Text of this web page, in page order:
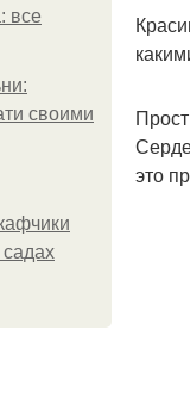
все
своими
садах
это